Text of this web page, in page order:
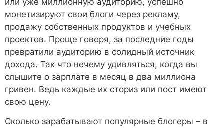
монетизируют свои блоги через рекламу,
продажу собственных продуктов и учебных
проектов. Проще говоря, за последние годы
превратили аудиторию в солидный источник
дохода. Так что нечему удивляться, когда вы
слышите о зарплате в месяц в два миллиона
гривен. Ведь каждые их сториз или пост имеют
свою цену.
Сколько зарабатывают популярные блогеры – в